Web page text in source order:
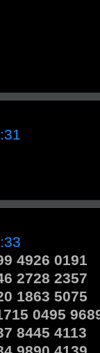
4926 0191
2728 2357
1863 5075
0495
8445 4113